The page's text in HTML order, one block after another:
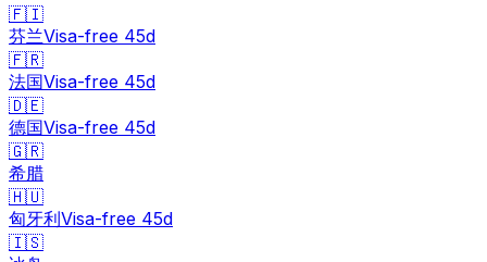
🇫🇮
芬兰Visa-free 45d
🇫🇷
法国Visa-free 45d
🇩🇪
德国Visa-free 45d
🇬🇷
希腊
🇭🇺
匈牙利Visa-free 45d
🇮🇸